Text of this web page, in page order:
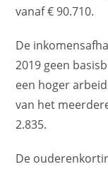
vanaf € 90.710.
De
2019 geen
een hoger
van het
2.835.
De